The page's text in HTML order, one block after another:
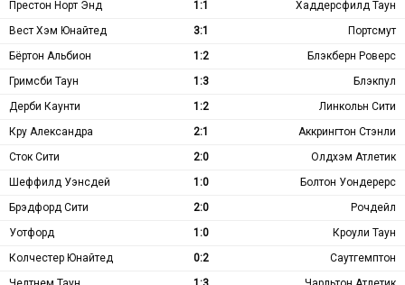
Престон Норт Энд
1:1
Хаддерсфилд Таун
Вест Хэм Юнайтед
3:1
Портсмут
Бёртон Альбион
1:2
Блэкберн Роверс
Гримсби Таун
1:3
Блэкпул
Дерби Каунти
1:2
Линкольн Сити
Кру Александра
2:1
Аккрингтон Стэнли
Сток Сити
2:0
Олдхэм Атлетик
Шеффилд Уэнсдей
1:0
Болтон Уондерерс
Брэдфорд Сити
2:0
Рочдейл
Уотфорд
1:0
Кроули Таун
Колчестер Юнайтед
0:2
Саутгемптон